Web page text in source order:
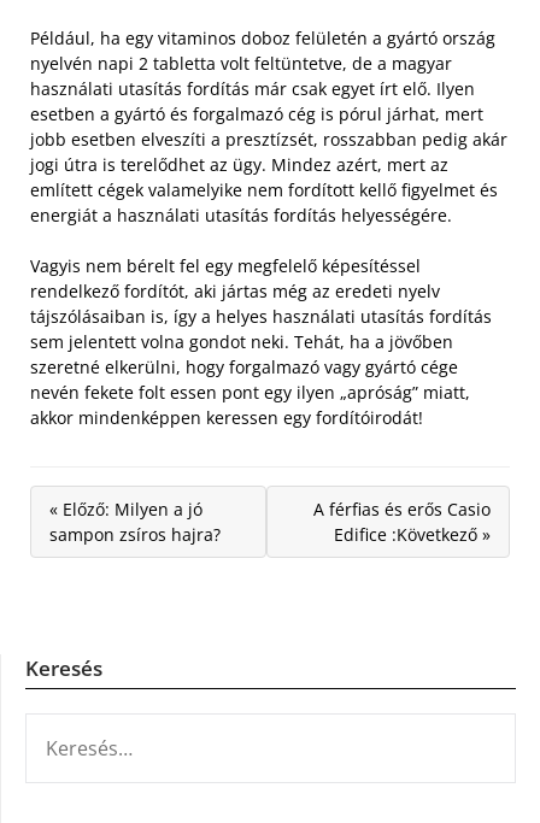
Például, ha egy vitaminos doboz felületén a gyártó ország
nyelvén napi 2 tabletta volt feltüntetve, de a magyar
használati utasítás fordítás már csak egyet írt elő. Ilyen
esetben a gyártó és forgalmazó cég is pórul járhat, mert
jobb esetben elveszíti a presztízsét, rosszabban pedig akár
jogi útra is terelődhet az ügy. Mindez azért, mert az
említett cégek valamelyike nem fordított kellő figyelmet és
energiát a használati utasítás fordítás helyességére.
Vagyis nem bérelt fel egy megfelelő képesítéssel
rendelkező fordítót, aki jártas még az eredeti nyelv
tájszólásaiban is, így a helyes használati utasítás fordítás
sem jelentett volna gondot neki. Tehát, ha a jövőben
szeretné elkerülni, hogy forgalmazó vagy gyártó cége
nevén fekete folt essen pont egy ilyen „apróság” miatt,
akkor mindenképpen keressen egy fordítóirodát!
« Előző: Milyen a jó
sampon zsíros hajra?
A férfias és erős Casio
Edifice :Következő »
Keresés